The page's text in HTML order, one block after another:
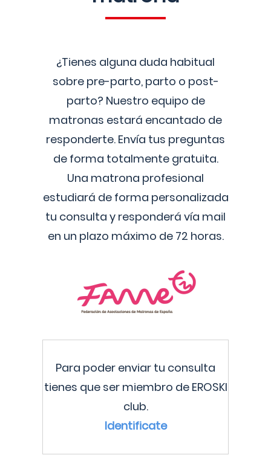
¿Tienes alguna duda habitual
sobre pre-parto, parto o post-
parto? Nuestro equipo de
matronas estará encantado de
responderte. Envía tus preguntas
de forma totalmente gratuita.
Una matrona profesional
estudiará de forma personalizada
tu consulta y responderá vía mail
en un plazo máximo de 72 horas.
Para poder enviar tu consulta
tienes que ser miembro de EROSKI
club.
Identificate